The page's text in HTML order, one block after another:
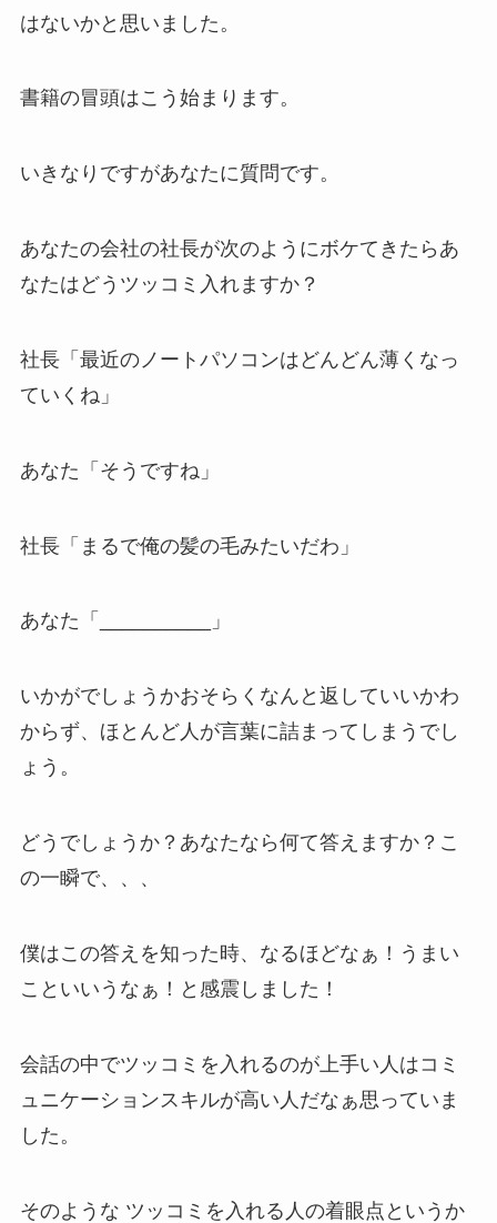
はないかと思いました。
書籍の冒頭はこう始まります。
いきなりですがあなたに質問です。
あなたの会社の社長が次のようにボケてきたらあ
なたはどうツッコミ入れますか？
社長「最近のノートパソコンはどんどん薄くなっ
ていくね」
あなた「そうですね」
社長「まるで俺の髪の毛みたいだわ」
あなた「__________」
いかがでしょうかおそらくなんと返していいかわ
からず、ほとんど人が言葉に詰まってしまうでし
ょう。
どうでしょうか？あなたなら何て答えますか？こ
の一瞬で、、、
僕はこの答えを知った時、なるほどなぁ！うまい
こといいうなぁ！と感震しました！
会話の中でツッコミを入れるのが上手い人はコミ
ュニケーションスキルが高い人だなぁ思っていま
した。
そのような ツッコミを入れる人の着眼点というか